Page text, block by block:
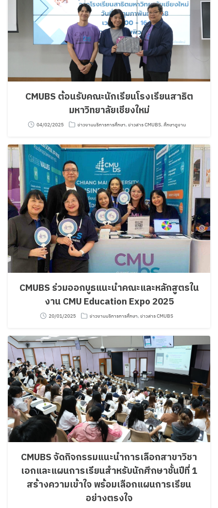
CMUBS ต้อนรับคณะนักเรียนโรงเรียนสาธิต
มหาวิทยาลัยเชียงใหม่
04/02/2025 ข่าวงานบริการการศึกษา, ข่าวสาร CMUBS, ศึกษาดูงาน
CMUBS ร่วมออกบูธแนะนำคณะและหลักสูตรใน
งาน CMU Education Expo 2025
20/01/2025 ข่าวงานบริการการศึกษา, ข่าวสาร CMUBS
CMUBS จัดกิจกรรมแนะนำการเลือกสาขาวิชา
เอกและแผนการเรียนสำหรับนักศึกษาชั้นปีที่ 1
สร้างความเข้าใจ พร้อมเลือกแผนการเรียน
อย่างตรงใจ